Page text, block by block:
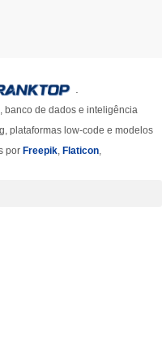
banco de dados e inteligência
plataformas low-code e modelos
por Freepik, Flaticon,